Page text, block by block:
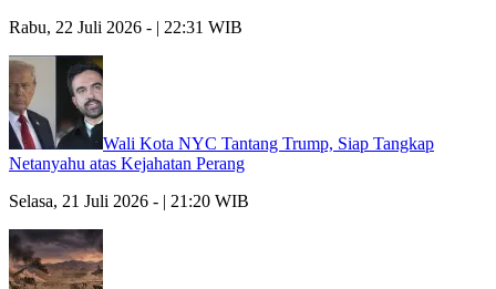
Rabu, 22 Juli 2026 - | 22:31 WIB
Wali Kota NYC Tantang Trump, Siap Tangkap
Netanyahu atas Kejahatan Perang
Selasa, 21 Juli 2026 - | 21:20 WIB